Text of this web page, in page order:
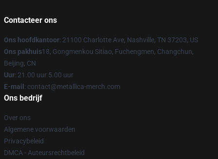
Contacteer ons
Ons hoofdkantoor: 21100 Charlotte Ave, Nashville, TN 37203, US
Ons pakhuis18, Gongmenkou Sitiao, Fuchengmen, Changchun,
Beijing, CN
Uur: 21.00 uur 5.00 uur
E-mail : contact@metallica-merch.com
Ons bedrijf
Over ons
Algemene voorwaarden
Privacybeleid
DMCA - Auteursrechtbeleid